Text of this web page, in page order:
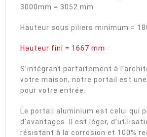
3000mm = 3052 mm
Hauteur sous piliers minimum =
Hauteur fini = 1667 mm
S’intégrant parfaitement à
votre maison, notre portail est
pour votre entrée.
Le portail aluminium est celui qui
d’avantages. Il est léger,
résistant à la corrosion et 100%